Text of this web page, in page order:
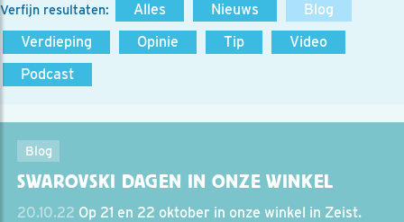
Verfijn resultaten: Alles Nieuws
Blog
Verdieping
Opinie Tip
Video
Podcast
Blog
SWAROVSKI DAGEN IN ONZE WINKEL
20.10.22 Op 21 en 22 oktober in onze winkel in Zeist.